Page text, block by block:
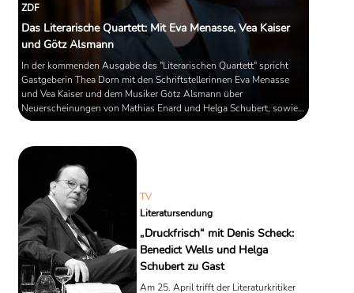
ZDF
Das Literarische Quartett: Mit Eva Menasse, Vea Kaiser
und Götz Alsmann
In der kommenden Ausgabe des "Literarischen Quartett" spricht
Gastgeberin Thea Dorn mit den Schriftstellerinnen Eva Menasse
und Vea Kaiser und dem Musiker Götz Alsmann über
Neuerscheinungen von Mathias Enard und Helga Schubert, sowie
über Neuausgaben von Iwan Gontscharow und Joyce Carol Oates.
Uhr im ZDF. In der ZDFmediathek ist die Sendung bereits am
Donnerstag, 13. Mai 2021, ab 16.00 Uhr ...
TV
Literatursendung
„Druckfrisch“ mit Denis Scheck:
Benedict Wells und Helga
Schubert zu Gast
Am 25. April trifft der Literaturkritiker